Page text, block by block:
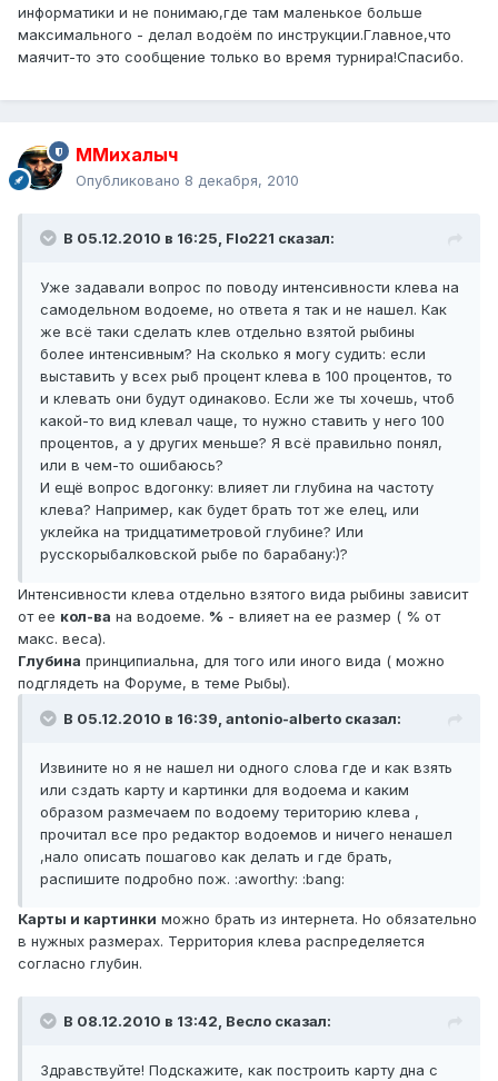
информатики и не понимаю,где там маленькое больше
максимального - делал водоём по инструкции.Главное,что
маячит-то это сообщение только во время турнира!Спасибо.
ММихалыч
Опубликовано 8 декабря, 2010
В 05.12.2010 в 16:25, Flo221 сказал:
Уже задавали вопрос по поводу интенсивности клева на
самодельном водоеме, но ответа я так и не нашел. Как
же всё таки сделать клев отдельно взятой рыбины
более интенсивным? На сколько я могу судить: если
выставить у всех рыб процент клева в 100 процентов, то
и клевать они будут одинаково. Если же ты хочешь, чтоб
какой-то вид клевал чаще, то нужно ставить у него 100
процентов, а у других меньше? Я всё правильно понял,
или в чем-то ошибаюсь?
И ещё вопрос вдогонку: влияет ли глубина на частоту
клева? Например, как будет брать тот же елец, или
уклейка на тридцатиметровой глубине? Или
русскорыбалковской рыбе по барабану:)?
Интенсивности клева отдельно взятого вида рыбины зависит
от ее кол-ва на водоеме. % - влияет на ее размер ( % от
макс. веса).
Глубина принципиальна, для того или иного вида ( можно
подглядеть на Форуме, в теме Рыбы).
В 05.12.2010 в 16:39, antonio-alberto сказал:
Извините но я не нашел ни одного слова где и как взять
или сздать карту и картинки для водоема и каким
образом размечаем по водоему територию клева ,
прочитал все про редактор водоемов и ничего ненашел
,нало описать пошагово как делать и где брать,
распишите подробно пож. :aworthy: :bang:
Карты и картинки можно брать из интернета. Но обязательно
в нужных размерах. Территория клева распределяется
согласно глубин.
В 08.12.2010 в 13:42, Весло сказал:
Здравствуйте! Подскажите, как построить карту дна с